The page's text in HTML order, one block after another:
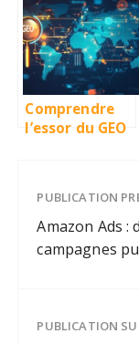
référencement
naturel
Comprendre
l’essor du GEO
ligne
PUBLICATION
Amazon Ads :
campagnes
PUBLICATION